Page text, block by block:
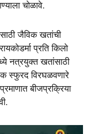
चोळावे.
जैविक खतांची
प्रति किलो
नत्रयुक्त खतांसाठी
स्फुरद विरघळवणारे
बीजप्रक्रिया